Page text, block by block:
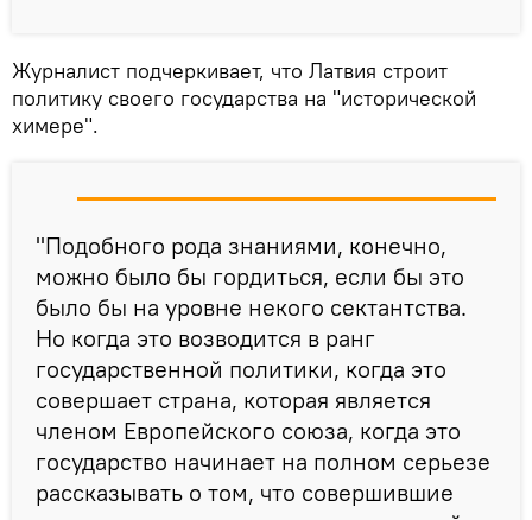
Журналист подчеркивает, что Латвия строит
политику своего государства на "исторической
химере".
"Подобного рода знаниями, конечно,
можно было бы гордиться, если бы это
было бы на уровне некого сектантства.
Но когда это возводится в ранг
государственной политики, когда это
совершает страна, которая является
членом Европейского союза, когда это
государство начинает на полном серьезе
рассказывать о том, что совершившие